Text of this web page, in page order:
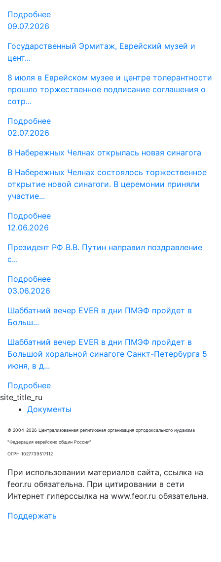
Подробнее
09.07.2026
Государственный Эрмитаж, Еврейский музей и
цент...
8 июля в Еврейском музее и центре толерантности
прошло торжественное подписание соглашения о
сотр...
Подробнее
02.07.2026
В Набережных Челнах открылась новая синагога
В Набережных Челнах состоялось торжественное
открытие новой синагоги. В церемонии приняли
участие...
Подробнее
12.06.2026
Президент РФ В.В. Путин направил поздравление
с...
Подробнее
03.06.2026
Шаббатний вечер EVER в дни ПМЭФ пройдет в
Больш...
Шаббатний вечер EVER в дни ПМЭФ пройдет в
Большой хоральной синагоге Санкт-Петербурга 5
июня, в д...
Подробнее
site_title_ru
Документы
© 2004-2026 Централизованная религиозная организация ортодоксального иудаизма
"Федерация еврейских общин России"
ОГРН 1027739517112
При использовании материалов сайта, ссылка на
feor.ru обязательна. При цитировании в сети
Интернет гиперссылка на www.feor.ru обязательна.
Поддержать